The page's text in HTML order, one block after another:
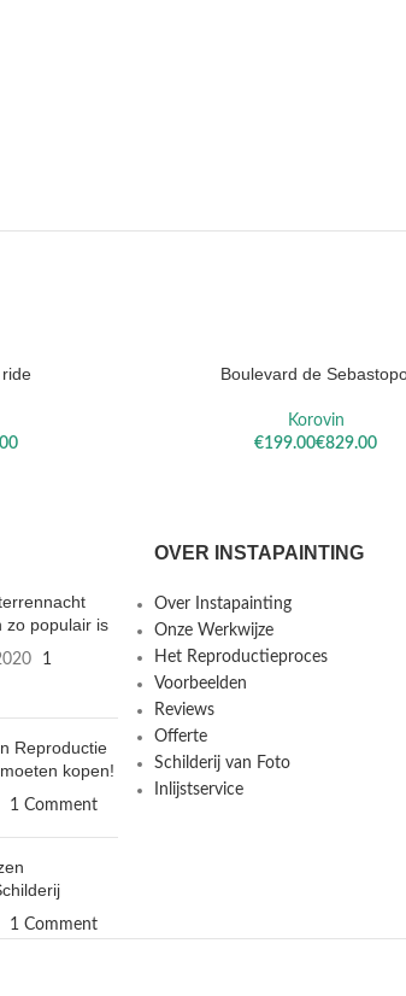
OPTIES SELECTEREN
Boulevard de
Korovin
€
€
zo populair is
1
Reproductie
kopen!
1 Comment
1 Comment
OVER INSTAPAINTING
Over Instapainting
Onze Werkwijze
Het Reproductieproces
Voorbeelden
Reviews
Offerte
Schilderij van Foto
Inlijstservice